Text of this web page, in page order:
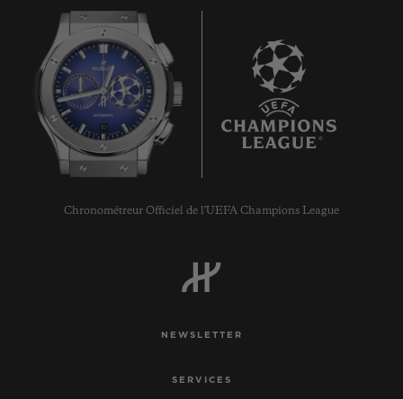
10
Chronométreur Officiel de l'UEFA Champions League
NEWSLETTER
SERVICES